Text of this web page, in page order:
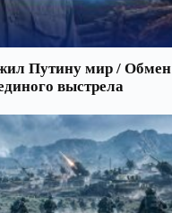
Путину мир / Обмен
выстрела